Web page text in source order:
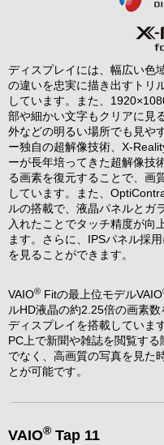
ディスプレイには、幅広い色
の違いを忠実に描き出すトリ
しています。また、
部や細かい文字もクリアに見
外などの明るい場所でも見や
ー独自の超解像技術、X-
ーが長年培ってきた超解像技
る画素を復元することで、画
しています。また、
ルの搭載で、液晶パネルとガ
入れたことでタッチ精度が向
ます。さらに、IPSパネル採
を見ることができます。
VAIO® Fitの最上位モデルVAIO
ルHD液晶の約2.25倍の画素
ディスプレイを搭載していま
PC上で新聞や雑誌を閲覧す
でなく、高画質の写真を見た
とが可能です。
VAIO® Tap 11